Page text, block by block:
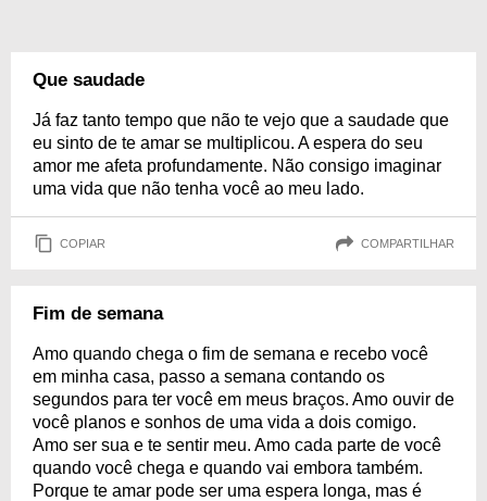
Que saudade
Já faz tanto tempo que não te vejo que a saudade que
eu sinto de te amar se multiplicou. A espera do seu
amor me afeta profundamente. Não consigo imaginar
uma vida que não tenha você ao meu lado.
COPIAR COMPARTILHAR
Fim de semana
Amo quando chega o fim de semana e recebo você
em minha casa, passo a semana contando os
segundos para ter você em meus braços. Amo ouvir de
você planos e sonhos de uma vida a dois comigo.
Amo ser sua e te sentir meu. Amo cada parte de você
quando você chega e quando vai embora também.
Porque te amar pode ser uma espera longa, mas é